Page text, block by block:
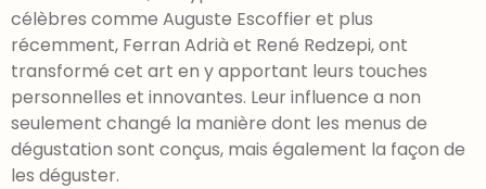
célèbres comme Auguste Escoffier et plus
récemment, Ferran Adrià et René Redzepi, ont
transformé cet art en y apportant leurs touches
personnelles et innovantes. Leur influence a non
seulement changé la manière dont les menus de
dégustation sont conçus, mais également la façon de
les déguster.